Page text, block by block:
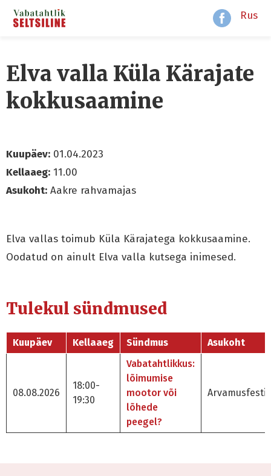
Rus
Elva valla Küla Kärajate
kokkusaamine
Kuupäev: 01.04.2023
Kellaaeg: 11.00
Asukoht: Aakre rahvamajas
Elva vallas toimub Küla Kärajatega kokkusaamine.
Oodatud on ainult Elva valla kutsega inimesed.
Tulekul sündmused
Kuupäev Kellaaeg Sündmus Asukoht
08.08.2026
18:00-
19:30
Vabatahtlikkus:
lõimumise
mootor või
lõhede
peegel?